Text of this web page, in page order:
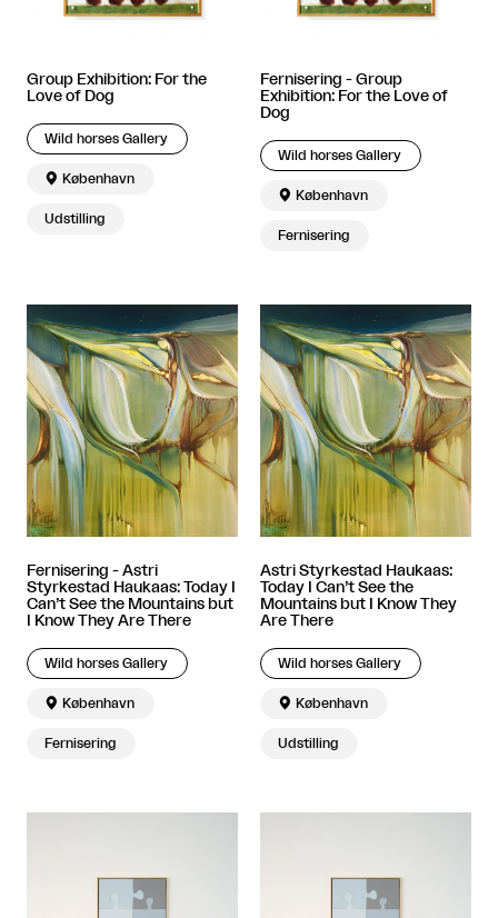
Group Exhibition: For the
Love of Dog
Wild horses Gallery
 København
Udstilling
Fernisering - Group
Exhibition: For the Love of
Dog
Wild horses Gallery
 København
Fernisering
Fernisering - Astri
Styrkestad Haukaas: Today I
Can’t See the Mountains but
I Know They Are There
Wild horses Gallery
 København
Fernisering
Astri Styrkestad Haukaas:
Today I Can’t See the
Mountains but I Know They
Are There
Wild horses Gallery
 København
Udstilling